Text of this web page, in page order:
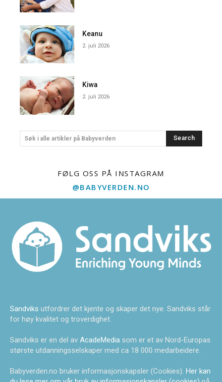
Keanu
2. juli 2026
Kiwa
2. juli 2026
Søk i alle artikler på Babyverden Search
FØLG OSS PÅ INSTAGRAM
@BABYVERDEN.NO
Sandviks utfordrer det kjente og skaper det nye. Sandviks står
for høy kvalitet og troverdighet.
Sandviks er en del av AcadeMedia som er et av Nord-Europas
største utdanningsselskaper med ca 18 000 medarbeidere.
Babyverden.no bruker informasjonskapsler (Cookies). Her kan